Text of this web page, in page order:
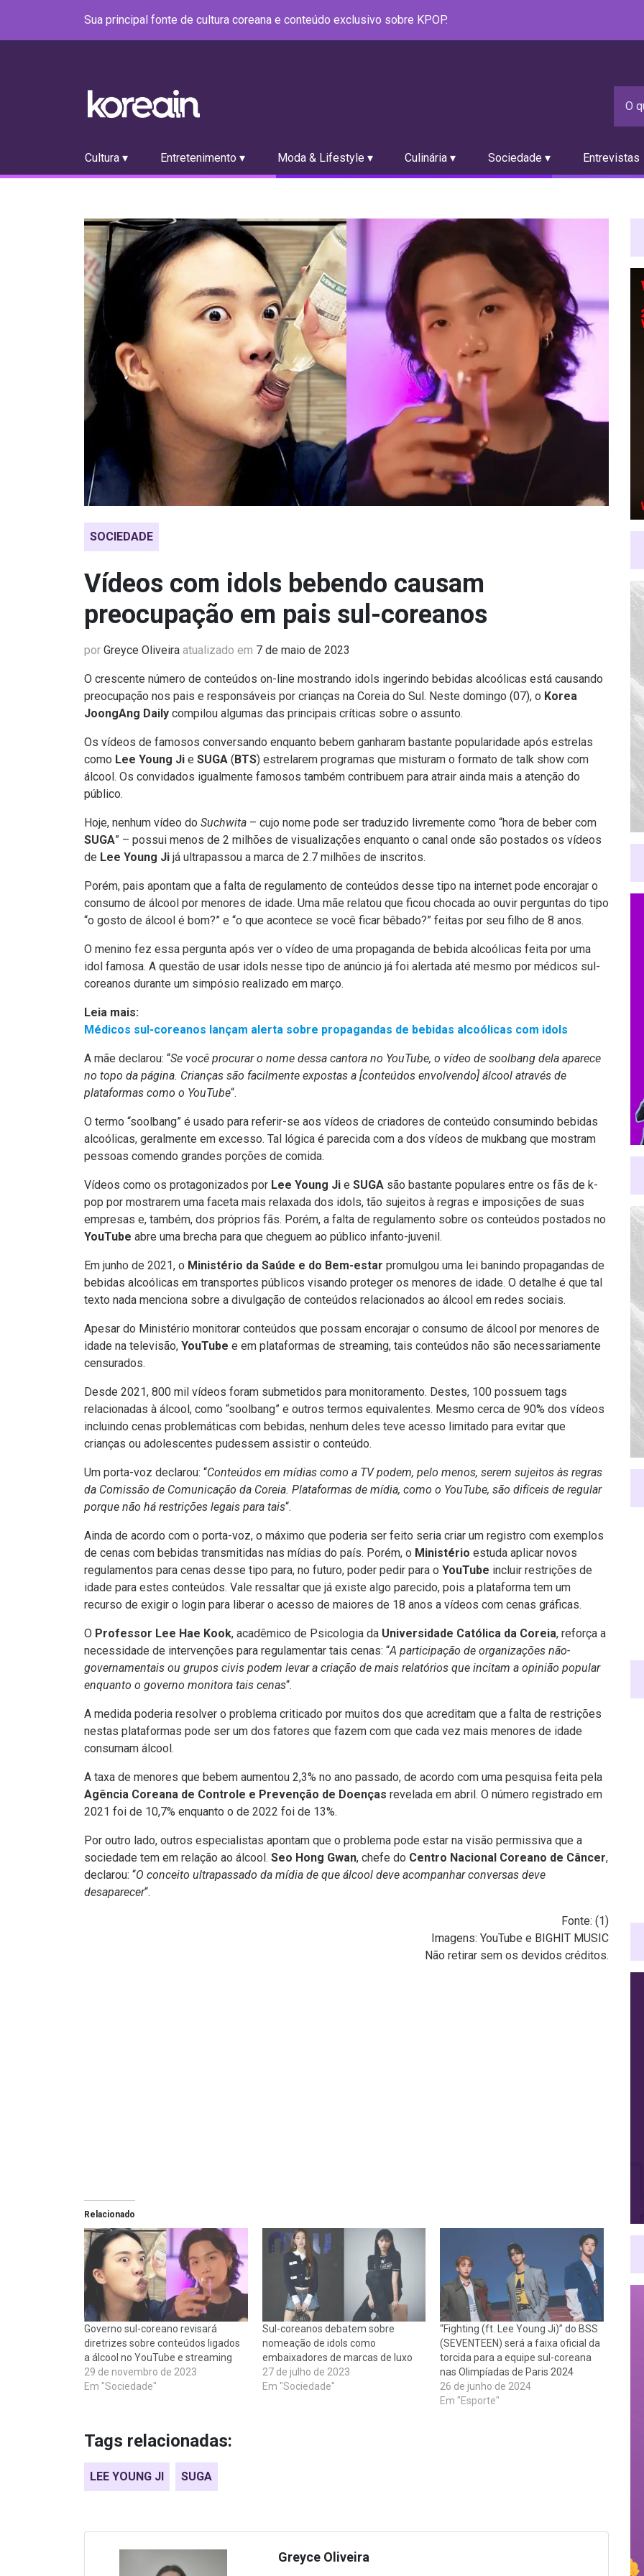
Sua principal fonte de cultura coreana e conteúdo exclusivo sobre KPOP.
Cultura ▾ Entretenimento ▾ Moda & Lifestyle ▾ Culinária ▾ Sociedade ▾ Entrevistas
SOCIEDADE
Vídeos com idols bebendo causam
preocupação em pais sul-coreanos
por Greyce Oliveira atualizado em 7 de maio de 2023
O crescente número de conteúdos on-line mostrando idols ingerindo bebidas alcoólicas está causando
preocupação nos pais e responsáveis por crianças na Coreia do Sul. Neste domingo (07), o Korea
JoongAng Daily compilou algumas das principais críticas sobre o assunto.
Os vídeos de famosos conversando enquanto bebem ganharam bastante popularidade após estrelas
como Lee Young Ji e SUGA (BTS) estrelarem programas que misturam o formato de talk show com
álcool. Os convidados igualmente famosos também contribuem para atrair ainda mais a atenção do
público.
Hoje, nenhum vídeo do Suchwita – cujo nome pode ser traduzido livremente como “hora de beber com
SUGA” – possui menos de 2 milhões de visualizações enquanto o canal onde são postados os vídeos
de Lee Young Ji já ultrapassou a marca de 2.7 milhões de inscritos.
Porém, pais apontam que a falta de regulamento de conteúdos desse tipo na internet pode encorajar o
consumo de álcool por menores de idade. Uma mãe relatou que ficou chocada ao ouvir perguntas do tipo
“o gosto de álcool é bom?” e “o que acontece se você ficar bêbado?” feitas por seu filho de 8 anos.
O menino fez essa pergunta após ver o vídeo de uma propaganda de bebida alcoólicas feita por uma
idol famosa. A questão de usar idols nesse tipo de anúncio já foi alertada até mesmo por médicos sul-
coreanos durante um simpósio realizado em março.
Leia mais:
Médicos sul-coreanos lançam alerta sobre propagandas de bebidas alcoólicas com idols
A mãe declarou: “Se você procurar o nome dessa cantora no YouTube, o vídeo de soolbang dela aparece
no topo da página. Crianças são facilmente expostas a [conteúdos envolvendo] álcool através de
plataformas como o YouTube“.
O termo “soolbang” é usado para referir-se aos vídeos de criadores de conteúdo consumindo bebidas
alcoólicas, geralmente em excesso. Tal lógica é parecida com a dos vídeos de mukbang que mostram
pessoas comendo grandes porções de comida.
Vídeos como os protagonizados por Lee Young Ji e SUGA são bastante populares entre os fãs de k-
pop por mostrarem uma faceta mais relaxada dos idols, tão sujeitos à regras e imposições de suas
empresas e, também, dos próprios fãs. Porém, a falta de regulamento sobre os conteúdos postados no
YouTube abre uma brecha para que cheguem ao público infanto-juvenil.
Em junho de 2021, o Ministério da Saúde e do Bem-estar promulgou uma lei banindo propagandas de
bebidas alcoólicas em transportes públicos visando proteger os menores de idade. O detalhe é que tal
texto nada menciona sobre a divulgação de conteúdos relacionados ao álcool em redes sociais.
Apesar do Ministério monitorar conteúdos que possam encorajar o consumo de álcool por menores de
idade na televisão, YouTube e em plataformas de streaming, tais conteúdos não são necessariamente
censurados.
Desde 2021, 800 mil vídeos foram submetidos para monitoramento. Destes, 100 possuem tags
relacionadas à álcool, como “soolbang” e outros termos equivalentes. Mesmo cerca de 90% dos vídeos
incluindo cenas problemáticas com bebidas, nenhum deles teve acesso limitado para evitar que
crianças ou adolescentes pudessem assistir o conteúdo.
Um porta-voz declarou: “Conteúdos em mídias como a TV podem, pelo menos, serem sujeitos às regras
da Comissão de Comunicação da Coreia. Plataformas de mídia, como o YouTube, são difíceis de regular
porque não há restrições legais para tais“.
Ainda de acordo com o porta-voz, o máximo que poderia ser feito seria criar um registro com exemplos
de cenas com bebidas transmitidas nas mídias do país. Porém, o Ministério estuda aplicar novos
regulamentos para cenas desse tipo para, no futuro, poder pedir para o YouTube incluir restrições de
idade para estes conteúdos. Vale ressaltar que já existe algo parecido, pois a plataforma tem um
recurso de exigir o login para liberar o acesso de maiores de 18 anos a vídeos com cenas gráficas.
O Professor Lee Hae Kook, acadêmico de Psicologia da Universidade Católica da Coreia, reforça a
necessidade de intervenções para regulamentar tais cenas: “A participação de organizações não-
governamentais ou grupos civis podem levar a criação de mais relatórios que incitam a opinião popular
enquanto o governo monitora tais cenas“.
A medida poderia resolver o problema criticado por muitos dos que acreditam que a falta de restrições
nestas plataformas pode ser um dos fatores que fazem com que cada vez mais menores de idade
consumam álcool.
A taxa de menores que bebem aumentou 2,3% no ano passado, de acordo com uma pesquisa feita pela
Agência Coreana de Controle e Prevenção de Doenças revelada em abril. O número registrado em
2021 foi de 10,7% enquanto o de 2022 foi de 13%.
Por outro lado, outros especialistas apontam que o problema pode estar na visão permissiva que a
sociedade tem em relação ao álcool. Seo Hong Gwan, chefe do Centro Nacional Coreano de Câncer,
declarou: “O conceito ultrapassado da mídia de que álcool deve acompanhar conversas deve
desaparecer“.
Fonte: (1)
Imagens: YouTube e BIGHIT MUSIC
Não retirar sem os devidos créditos.
Relacionado
Governo sul-coreano revisará
diretrizes sobre conteúdos ligados
a álcool no YouTube e streaming
29 de novembro de 2023
Em "Sociedade"
Sul-coreanos debatem sobre
nomeação de idols como
embaixadores de marcas de luxo
27 de julho de 2023
Em "Sociedade"
“Fighting (ft. Lee Young Ji)” do BSS
(SEVENTEEN) será a faixa oficial da
torcida para a equipe sul-coreana
nas Olimpíadas de Paris 2024
26 de junho de 2024
Em "Esporte"
Tags relacionadas:
LEE YOUNG JI SUGA
Greyce Oliveira